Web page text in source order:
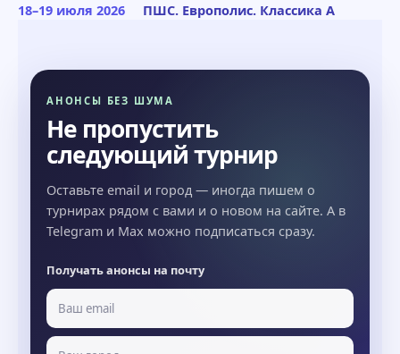
18–19 июля 2026
ПШС. Европолис. Классика A
АНОНСЫ БЕЗ ШУМА
Не пропустить
следующий турнир
Оставьте email и город — иногда пишем о
турнирах рядом с вами и о новом на сайте. А в
Telegram и Max можно подписаться сразу.
Получать анонсы на почту